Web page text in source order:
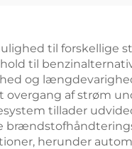
til forskellige
til
og
af strøm
tillader
herunder